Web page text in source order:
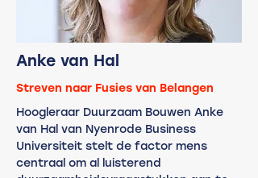
Anke van Hal
Streven naar Fusies van Belangen
Hoogleraar Duurzaam Bouwen Anke
van Hal van Nyenrode Business
Universiteit stelt de factor mens
centraal om al luisterend